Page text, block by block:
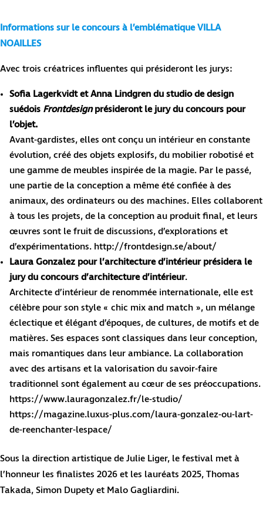
Informations sur le concours à l’emblématique VILLA
NOAILLES
Avec trois créatrices influentes qui présideront les jurys:
Sofia Lagerkvidt et Anna Lindgren du studio de design
suédois Frontdesignprésideront le jury du concours pour
l’objet.
Avant-gardistes, elles ont conçu un intérieur en constante
évolution, créé des objets explosifs, du mobilier robotisé et
une gamme de meubles inspirée de la magie. Par le passé,
une partie de la conception a même été confiée à des
animaux, des ordinateurs ou des machines. Elles collaborent
à tous les projets, de la conception au produit final, et leurs
œuvres sont le fruit de discussions, d’explorations et
d’expérimentations. http://frontdesign.se/about/
Laura Gonzalez pour l’architecture d’intérieur présidera le
jury du concours d’architecture d’intérieur.
Architecte d’intérieur de renommée internationale, elle est
célèbre pour son style « chic mix and match », un mélange
éclectique et élégant d’époques, de cultures, de motifs et de
matières. Ses espaces sont classiques dans leur conception,
mais romantiques dans leur ambiance. La collaboration
avec des artisans et la valorisation du savoir-faire
traditionnel sont également au cœur de ses préoccupations.
https://www.lauragonzalez.fr/le-studio/
https://magazine.luxus-plus.com/laura-gonzalez-ou-lart-
de-reenchanter-lespace/
Sous la direction artistique de Julie Liger, le festival met à
l’honneur les finalistes 2026 et les lauréats 2025, Thomas
Takada, Simon Dupety et Malo Gagliardini.